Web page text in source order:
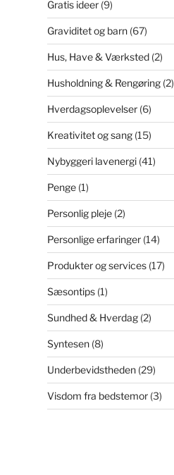
Gratis ideer(9)
Graviditet og barn(67)
Hus, Have & Værksted(2)
Husholdning & Rengøring(2)
Hverdagsoplevelser(6)
Kreativitet og sang(15)
Nybyggeri lavenergi(41)
Penge(1)
Personlig pleje(2)
Personlige erfaringer(14)
Produkter og services(17)
Sæsontips(1)
Sundhed & Hverdag(2)
Syntesen(8)
Underbevidstheden(29)
Visdom fra bedstemor(3)